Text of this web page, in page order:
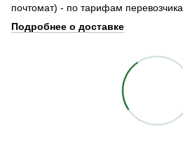
почтомат) - по тарифам перевозчика.
Подробнее о доставке